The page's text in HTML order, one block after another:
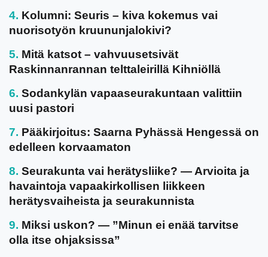
Kolumni: Seuris – kiva kokemus vai
nuorisotyön kruununjalokivi?
Mitä katsot – vahvuusetsivät
Raskinnanrannan telttaleirillä Kihniöllä
Sodankylän vapaaseurakuntaan valittiin
uusi pastori
Pääkirjoitus: Saarna Pyhässä Hengessä on
edelleen korvaamaton
Seurakunta vai herätysliike? — Arvioita ja
havaintoja vapaakirkollisen liikkeen
herätysvaiheista ja seurakunnista
Miksi uskon? — ”Minun ei enää tarvitse
olla itse ohjaksissa”